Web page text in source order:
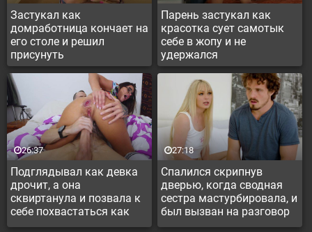
Застукал как
домработница кончает на
его столе и решил
присунуть
Парень застукал как
красотка сует самотык
себе в жопу и не
удержался
Подглядывал как девка
дрочит, а она
сквиртанула и позвала к
себе похвастаться как
она кончает
26:37
Спалился скрипнув
дверью, когда сводная
сестра мастурбировала, и
был вызван на разговор
27:18